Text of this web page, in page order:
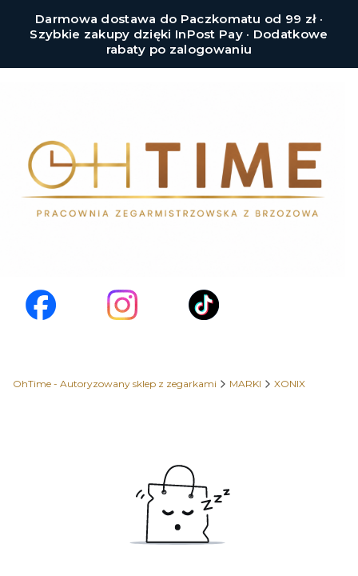
Darmowa dostawa do Paczkomatu od 99 zł ·
Szybkie zakupy dzięki InPost Pay · Dodatkowe
rabaty po zalogowaniu
OhTime - Autoryzowany sklep z zegarkami MARKI XONIX